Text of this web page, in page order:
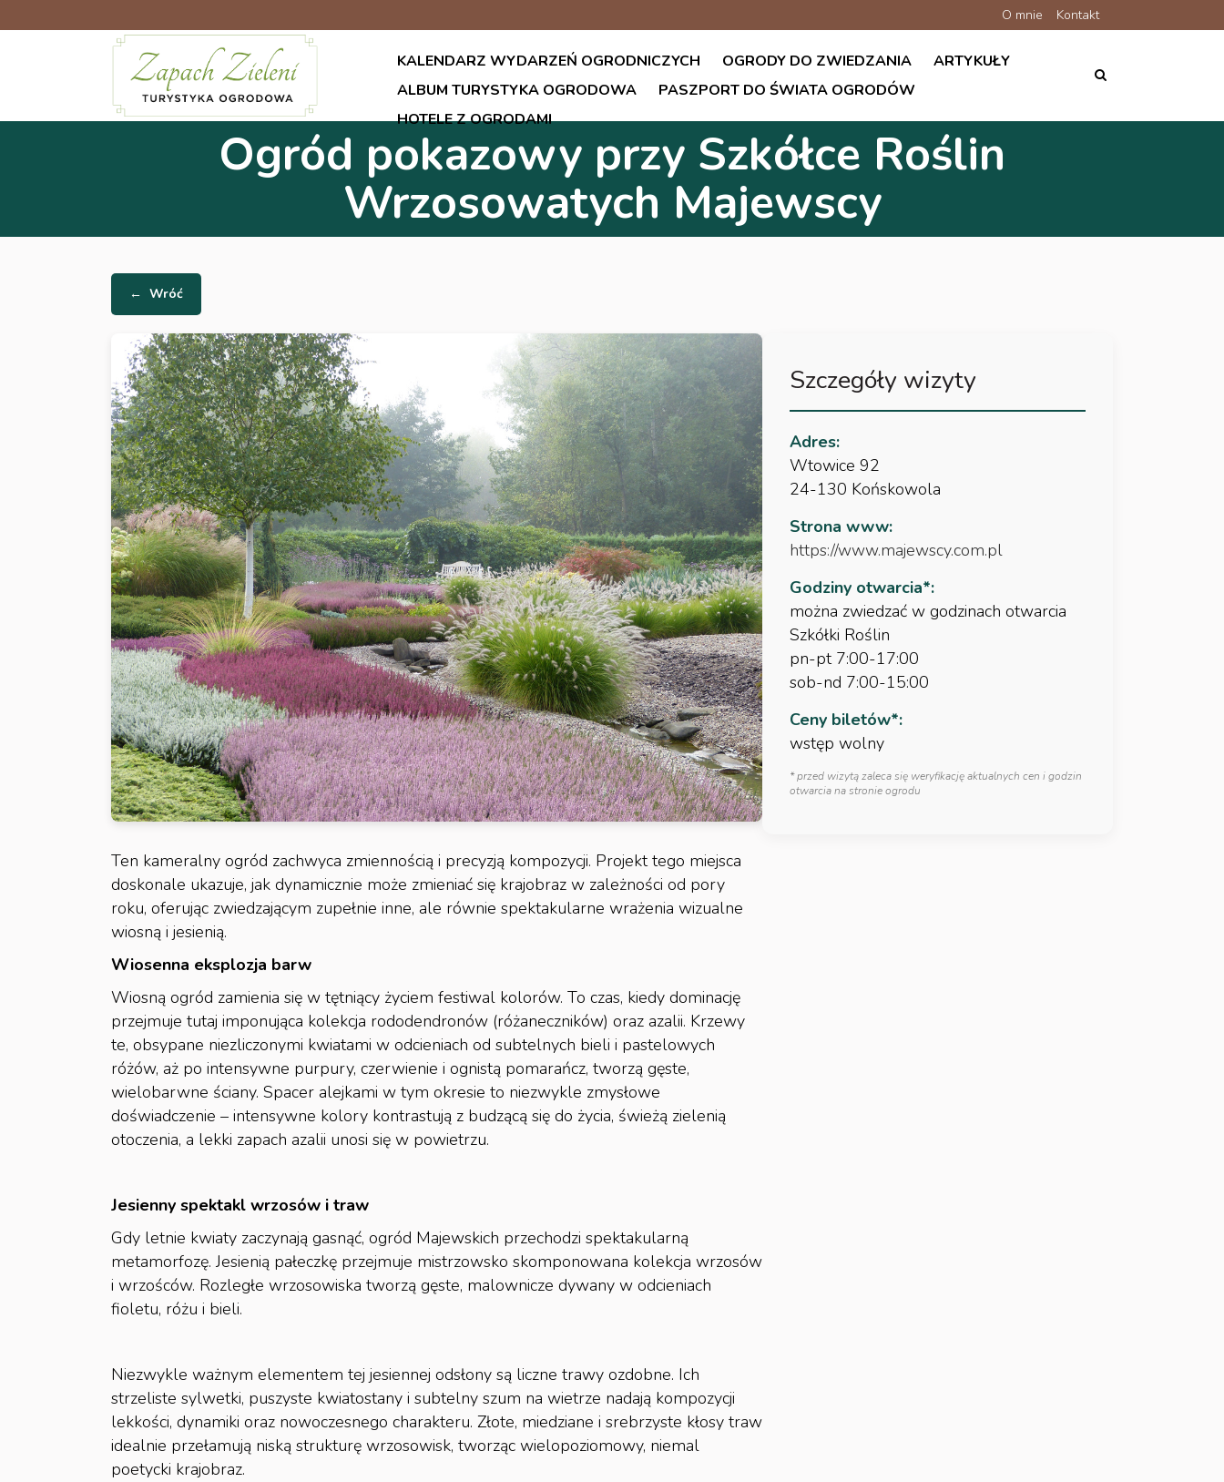
O mnie Kontakt
KALENDARZ WYDARZEŃ OGRODNICZYCH OGRODY DO ZWIEDZANIA
ARTYKUŁY
ALBUM TURYSTYKA OGRODOWA
PASZPORT DO ŚWIATA OGRODÓW
HOTELE Z OGRODAMI
Ogród pokazowy przy Szkółce Roślin
Wrzosowatych Majewscy
← Wróć
Ten kameralny ogród zachwyca zmiennością i precyzją kompozycji. Projekt tego miejsca
doskonale ukazuje, jak dynamicznie może zmieniać się krajobraz w zależności od pory
roku, oferując zwiedzającym zupełnie inne, ale równie spektakularne wrażenia wizualne
wiosną i jesienią.
Wiosenna eksplozja barw
Wiosną ogród zamienia się w tętniący życiem festiwal kolorów. To czas, kiedy dominację
przejmuje tutaj imponująca kolekcja rododendronów (różaneczników) oraz azalii. Krzewy
te, obsypane niezliczonymi kwiatami w odcieniach od subtelnych bieli i pastelowych
różów, aż po intensywne purpury, czerwienie i ognistą pomarańcz, tworzą gęste,
wielobarwne ściany. Spacer alejkami w tym okresie to niezwykle zmysłowe
doświadczenie – intensywne kolory kontrastują z budzącą się do życia, świeżą zielenią
otoczenia, a lekki zapach azalii unosi się w powietrzu.
Jesienny spektakl wrzosów i traw
Gdy letnie kwiaty zaczynają gasnąć, ogród Majewskich przechodzi spektakularną
metamorfozę. Jesienią pałeczkę przejmuje mistrzowsko skomponowana kolekcja wrzosów
i wrzośców. Rozległe wrzosowiska tworzą gęste, malownicze dywany w odcieniach
fioletu, różu i bieli.
Niezwykle ważnym elementem tej jesiennej odsłony są liczne trawy ozdobne. Ich
strzeliste sylwetki, puszyste kwiatostany i subtelny szum na wietrze nadają kompozycji
lekkości, dynamiki oraz nowoczesnego charakteru. Złote, miedziane i srebrzyste kłosy traw
idealnie przełamują niską strukturę wrzosowisk, tworząc wielopoziomowy, niemal
poetycki krajobraz.
Szczegóły wizyty
Adres:
Wtowice 92
24-130 Końskowola
Strona www:
https://www.majewscy.com.pl
Godziny otwarcia*:
można zwiedzać w godzinach otwarcia
Szkółki Roślin
pn-pt 7:00-17:00
sob-nd 7:00-15:00
Ceny biletów*:
wstęp wolny
* przed wizytą zaleca się weryfikację aktualnych cen i godzin
otwarcia na stronie ogrodu